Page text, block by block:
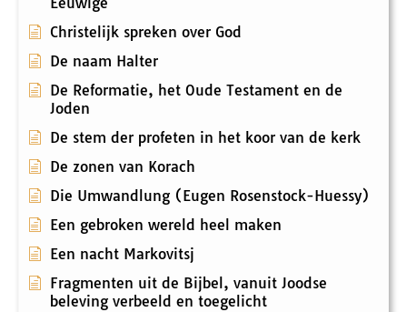
Christelijk spreken over God
De naam Halter
De Reformatie, het Oude Testament en de
Joden
De stem der profeten in het koor van de kerk
De zonen van Korach
Die Umwandlung (Eugen Rosenstock-Huessy)
Een gebroken wereld heel maken
Een nacht Markovitsj
Fragmenten uit de Bijbel, vanuit Joodse
beleving verbeeld en toegelicht